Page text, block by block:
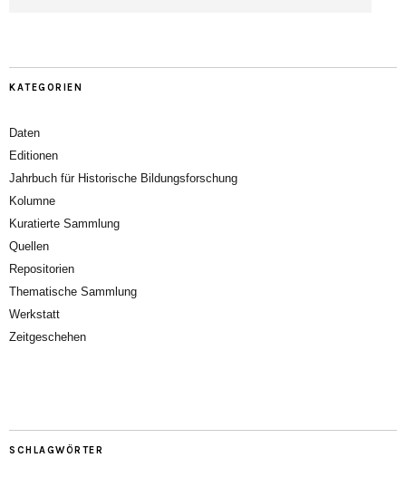
KATEGORIEN
Daten
Editionen
Jahrbuch für Historische Bildungsforschung
Kolumne
Kuratierte Sammlung
Quellen
Repositorien
Thematische Sammlung
Werkstatt
Zeitgeschehen
SCHLAGWÖRTER